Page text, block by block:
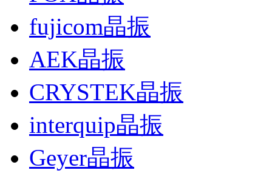
fujicom晶振
AEK晶振
CRYSTEK晶振
interquip晶振
Geyer晶振